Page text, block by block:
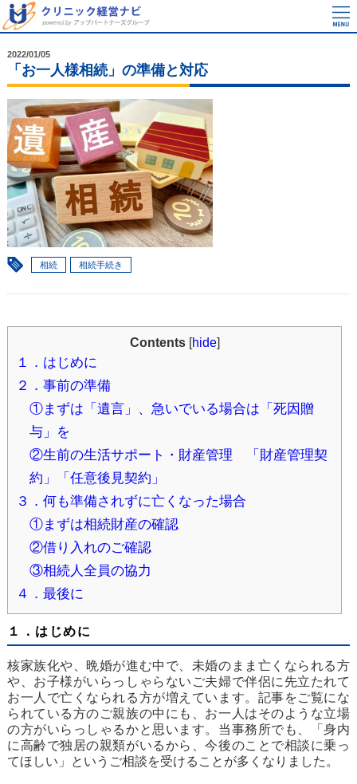
2022/01/05
「お一人様相続」の準備と対応
相続 相続手続き
Contents [hide]
１．はじめに
２．事前の準備
①まずは「遺言」、急いでいる場合は「死因贈
与」を
②生前の生活サポート・財産管理 「財産管理契
約」「任意後見契約」
３．何も準備されずに亡くなった場合
①まずは相続財産の確認
②借り入れのご確認
③相続人全員の協力
４．最後に
１．はじめに
核家族化や、晩婚が進む中で、未婚のまま亡くなられる方
や、お子様がいらっしゃらないご夫婦で伴侶に先立たれて
お一人で亡くなられる方が増えています。記事をご覧にな
られている方のご親族の中にも、お一人はそのような立場
の方がいらっしゃるかと思います。当事務所でも、「身内
に高齢で独居の親類がいるから、今後のことで相談に乗っ
てほしい」というご相談を受けることが多くなりました。